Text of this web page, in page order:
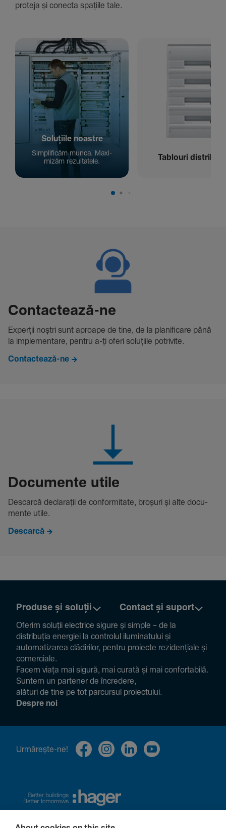
proteja și conecta spațiile tale.
Solu­țiile noastre
Simpli­ficăm munca. Maxi­
mizăm rezul­ta­tele.
Tablouri
Contac­tează-ne
Experții noștri sunt aproape de tine, de la plani­fi­care până
la imple­men­tare, pentru a-ți oferi solu­țiile potri­vite.
Contactează-ne
Docu­mente utile
Descarcă decla­rații de conformitate, broșuri și alte docu­
mente utile.
Descarcă
Produse și soluții Contact și suport
Oferim soluții electrice sigure și simple – de la
distribuția energiei la controlul ilumi­na­tului și
auto­ma­ti­zarea clădi­rilor, pentru proiecte rezi­den­țiale și
comer­ciale.
Facem viața mai sigură, mai curată și mai confor­ta­bilă.
Suntem un partener de încre­dere,
alături de tine pe tot parcursul proiec­tului.
Despre noi
Urmă­rește-ne!